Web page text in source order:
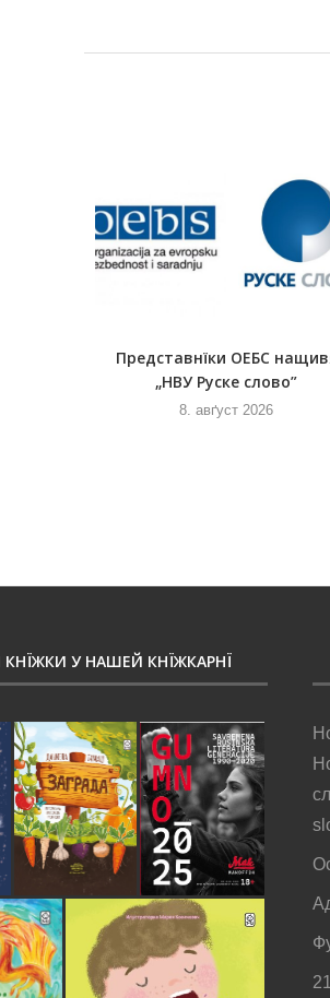
Представнїки ОЕБС
„НВУ Руске слово”
8. авґуст 2026
У НАШЕЙ КНЇЖКАРНЇ